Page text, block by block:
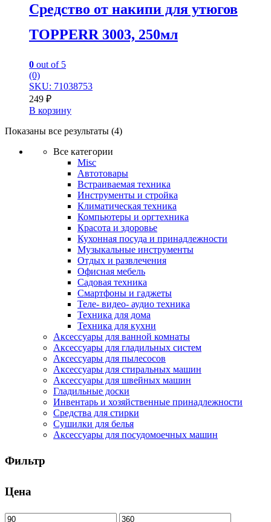
Средство от накипи для утюгов
TOPPERR 3003, 250мл
0 out of 5
(0)
SKU: 71038753
249 ₽
В корзину
Показаны все результаты (4)
Все категории
Misc
Автотовары
Встраиваемая техника
Инструменты и стройка
Климатическая техника
Компьютеры и оргтехника
Красота и здоровье
Кухонная посуда и принадлежности
Музыкальные инструменты
Отдых и развлечения
Офисная мебель
Садовая техника
Смартфоны и гаджеты
Теле- видео- аудио техника
Техника для дома
Техника для кухни
Аксессуары для ванной комнаты
Аксессуары для гладильных систем
Аксессуары для пылесосов
Аксессуары для стиральных машин
Аксессуары для швейных машин
Гладильные доски
Инвентарь и хозяйственные принадлежности
Средства для стирки
Сушилки для белья
Аксессуары для посудомоечных машин
Фильтр
Цена
Минимальная
Максимальная